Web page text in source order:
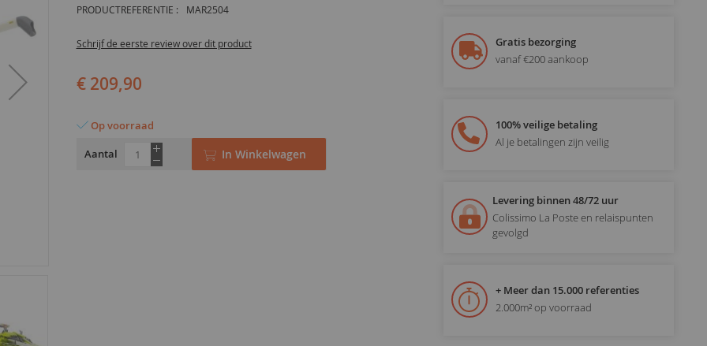
PRODUCTREFERENTIE : MAR2504
Schrijf de eerste review over dit product
€ 209,90
Op voorraad
Aantal
In Winkelwagen
Gratis bezorging
vanaf €200 aankoop
100% veilige betaling
Al je betalingen zijn veilig
Levering binnen 48/72 uur
Colissimo La Poste en relaispunten
gevolgd
+ Meer dan 15.000 referenties
2.000m² op voorraad